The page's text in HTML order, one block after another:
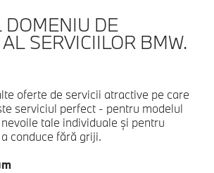
DE
SERVICIILOR BMW.
oferte de servicii atractive pe care
serviciul perfect - pentru modelul
tale individuale şi pentru
conduce fără griji.